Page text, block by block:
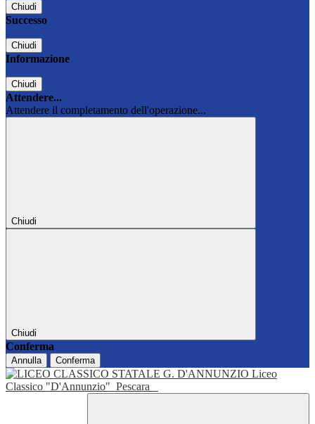
Chiudi
Successo
Chiudi
Informazione
Chiudi
Attendere...
Attendere il completamento dell'operazione...
Chiudi
Chiudi
Conferma
Annulla Conferma
Liceo
Classico "D'Annunzio" Pescara